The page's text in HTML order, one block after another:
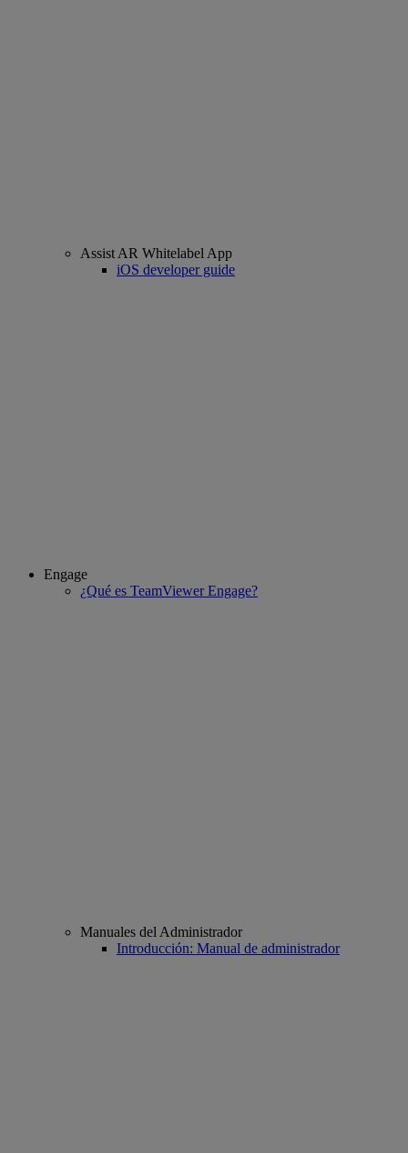
Assist AR Whitelabel App
iOS developer guide
Engage
¿Qué es TeamViewer Engage?
Manuales del Administrador
Introducción: Manual de administrador